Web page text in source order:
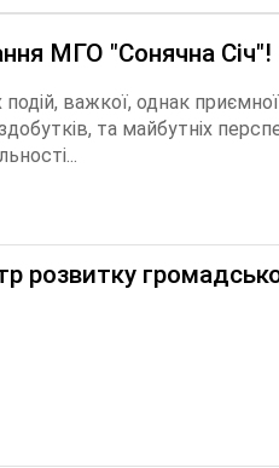
МГО "Сонячна Січ"!
важкої, однак приємної
та майбутніх
розвитку